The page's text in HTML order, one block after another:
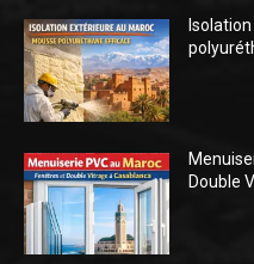
Double